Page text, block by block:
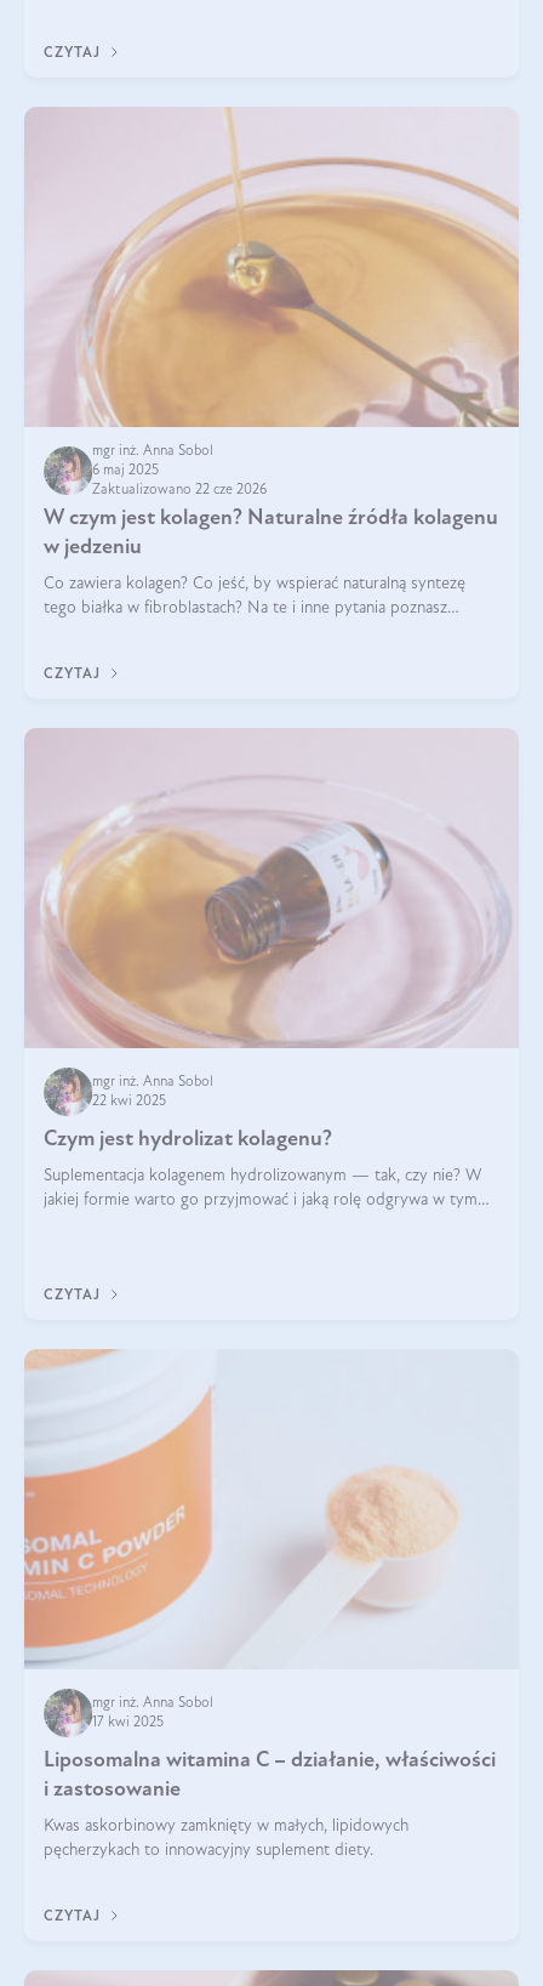
CZYTAJ
mgr inż. Anna Sobol
6 maj 2025
Zaktualizowano 22 cze 2026
W czym jest kolagen? Naturalne źródła kolagenu
w jedzeniu
Co zawiera kolagen? Co jeść, by wspierać naturalną syntezę
tego białka w fibroblastach? Na te i inne pytania poznasz
CZYTAJ
mgr inż. Anna Sobol
22 kwi 2025
Czym jest hydrolizat kolagenu?
Suplementacja kolagenem hydrolizowanym — tak, czy nie? W
jakiej formie warto go przyjmować i jaką rolę odgrywa w tym
CZYTAJ
mgr inż. Anna Sobol
17 kwi 2025
Liposomalna witamina C – działanie, właściwości
i zastosowanie
Kwas askorbinowy zamknięty w małych, lipidowych
pęcherzykach to innowacyjny suplement diety.
CZYTAJ